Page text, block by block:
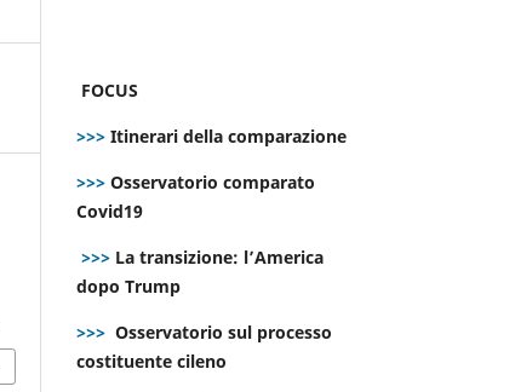
FOCUS
>>> Itinerari della comparazione
>>> Osservatorio comparato
Covid19
>>> La transizione: l’America
dopo Trump
>>> Osservatorio sul processo
costituente cileno